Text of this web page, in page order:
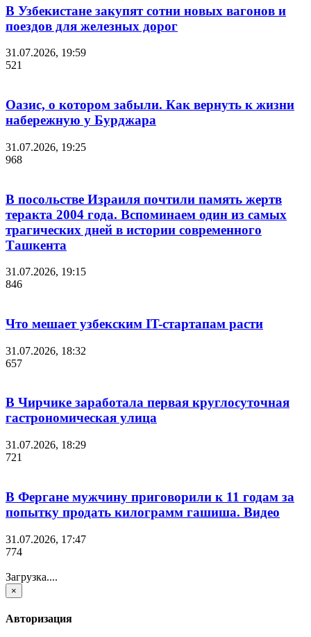
В Узбекистане закупят сотни новых вагонов и
поездов для железных дорог
31.07.2026, 19:59
521
Оазис, о котором забыли. Как вернуть к жизни
набережную у Бурджара
31.07.2026, 19:25
968
В посольстве Израиля почтили память жертв
теракта 2004 года. Вспоминаем один из самых
трагических дней в истории современного
Ташкента
31.07.2026, 19:15
846
Что мешает узбекским IT-стартапам расти
31.07.2026, 18:32
657
В Чирчике заработала первая круглосуточная
гастрономическая улица
31.07.2026, 18:29
721
В Фергане мужчину приговорили к 11 годам за
попытку продать килограмм гашиша. Видео
31.07.2026, 17:47
774
Загрузка....
×
Авторизация